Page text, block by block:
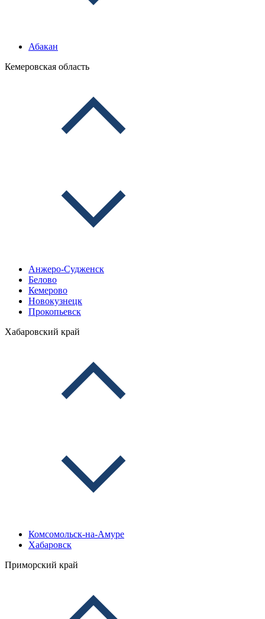
Абакан
Кемеровская область
Анжеро-Судженск
Белово
Кемерово
Новокузнецк
Прокопьевск
Хабаровский край
Комсомольск-на-Амуре
Хабаровск
Приморский край